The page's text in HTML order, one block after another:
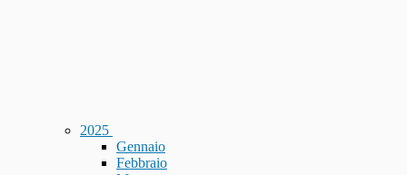
2025
Gennaio
Febbraio